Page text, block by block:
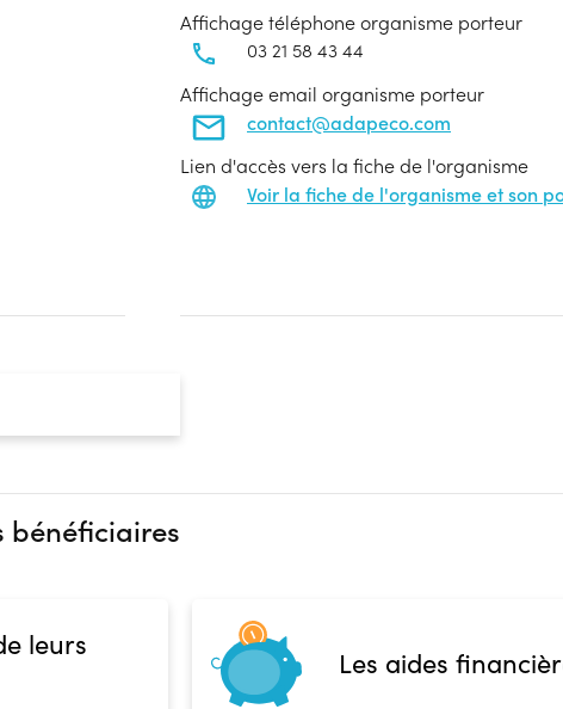
Affichage téléphone organisme porteur
03 21 58 43 44
Affichage email organisme porteur
contact@adapeco.com
Lien d'accès vers la fiche de l'organisme
Voir la fiche de l'organisme et son
bénéficiaires
leurs
Les aides